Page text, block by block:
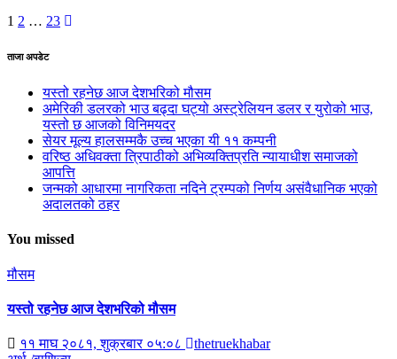
Posts
pagination
1 2 … 23
ताजा अपडेट
यस्तो रहनेछ आज देशभरिको मौसम
अमेरिकी डलरको भाउ बढ्दा घट्यो अस्ट्रेलियन डलर र युरोको भाउ,
यस्तो छ आजको विनिमयदर
सेयर मूल्य हालसम्मकै उच्च भएका यी ११ कम्पनी
वरिष्ठ अधिवक्ता त्रिपाठीको अभिव्यक्तिप्रति न्यायाधीश समाजको
आपत्ति
जन्मको आधारमा नागरिकता नदिने ट्रम्पको निर्णय असंवैधानिक भएको
अदालतको ठहर
You missed
मौसम
यस्तो रहनेछ आज देशभरिको मौसम
११ माघ २०८१, शुक्रबार ०५:०८
thetruekhabar